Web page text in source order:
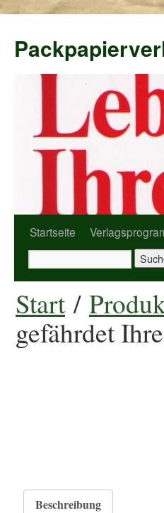
Startseite
Start/
gefährdet
Beschreibung